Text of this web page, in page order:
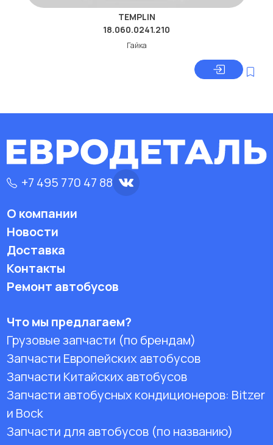
TEMPLIN
18.060.0241.210
Гайка
+7 495 770 47 88
О компании
Новости
Доставка
Контакты
Ремонт автобусов
Что мы предлагаем?
Грузовые запчасти (по брендам)
Запчасти Европейских автобусов
Запчасти Китайских автобусов
Запчасти автобусных кондиционеров: Bitzer
и Bock
Запчасти для автобусов (по названию)